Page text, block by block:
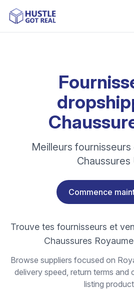
Meilleurs
Chaussures
Commence
Trouve tes fournisseurs et
Chaussures
Browse suppliers focused on
delivery speed, return terms and
listing